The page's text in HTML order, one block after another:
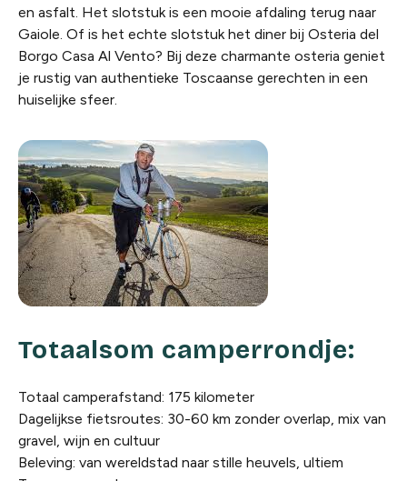
en asfalt. Het slotstuk is een mooie afdaling terug naar
Gaiole. Of is het echte slotstuk het diner bij Osteria del
Borgo Casa Al Vento? Bij deze charmante osteria geniet
je rustig van authentieke Toscaanse gerechten in een
huiselijke sfeer.
Totaalsom camperrondje:
Totaal camperafstand: 175 kilometer
Dagelijkse fietsroutes: 30-60 km zonder overlap, mix van
gravel, wijn en cultuur
Beleving: van wereldstad naar stille heuvels, ultiem